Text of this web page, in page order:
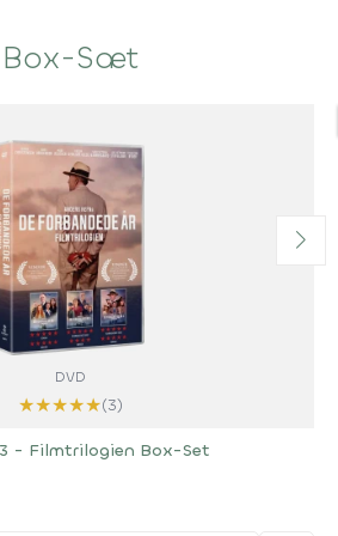
Box-Sæt
DVD
★★★★★(3)
- Filmtrilogien Box-Set